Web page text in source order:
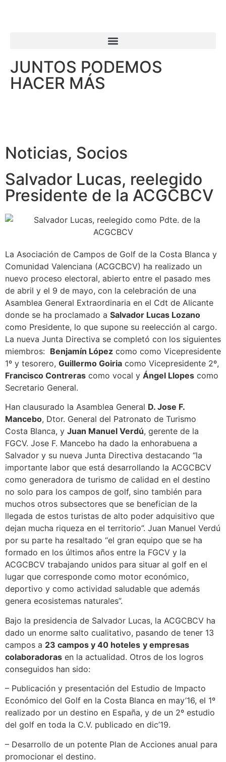
JUNTOS PODEMOS
HACER MÁS
Noticias, Socios
Salvador Lucas, reelegido
Presidente de la ACGCBCV
La Asociación de Campos de Golf de la Costa Blanca y
Comunidad Valenciana (ACGCBCV) ha realizado un
nuevo proceso electoral, abierto entre el pasado mes
de abril y el 9 de mayo, con la celebración de una
Asamblea General Extraordinaria en el Cdt de Alicante
donde se ha proclamado a Salvador Lucas Lozano
como Presidente, lo que supone su reelección al cargo.
La nueva Junta Directiva se completó con los siguientes
miembros: Benjamín López como como Vicepresidente
1º y tesorero, Guillermo Goiria como Vicepresidente 2º,
Francisco Contreras como vocal y Ángel Llopes como
Secretario General.
Han clausurado la Asamblea General D. Jose F.
Mancebo, Dtor. General del Patronato de Turismo
Costa Blanca, y Juan Manuel Verdú, gerente de la
FGCV. Jose F. Mancebo ha dado la enhorabuena a
Salvador y su nueva Junta Directiva destacando “la
importante labor que está desarrollando la ACGCBCV
como generadora de turismo de calidad en el destino
no solo para los campos de golf, sino también para
muchos otros subsectores que se benefician de la
llegada de estos turistas de alto poder adquisitivo que
dejan mucha riqueza en el territorio”. Juan Manuel Verdú
por su parte ha resaltado “el gran equipo que se ha
formado en los últimos años entre la FGCV y la
ACGCBCV trabajando unidos para situar al golf en el
lugar que corresponde como motor económico,
deportivo y como actividad saludable que además
genera ecosistemas naturales”.
Bajo la presidencia de Salvador Lucas, la ACGCBCV ha
dado un enorme salto cualitativo, pasando de tener 13
campos a 23 campos y 40 hoteles y empresas
colaboradoras en la actualidad. Otros de los logros
conseguidos han sido:
– Publicación y presentación del Estudio de Impacto
Económico del Golf en la Costa Blanca en may’16, el 1º
realizado por un destino en España, y de un 2º estudio
del golf en toda la C.V. publicado en dic’19.
– Desarrollo de un potente Plan de Acciones anual para
promocionar el destino.